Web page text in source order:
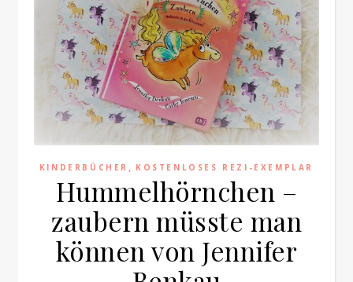
Familienblog, Kinder, Bücher, Fashion und das Leben
KINDERBÜCHER , KOSTENLOSES REZI-EXEMPLAR
Hummelhörnchen –
zaubern müsste man
können von Jennifer